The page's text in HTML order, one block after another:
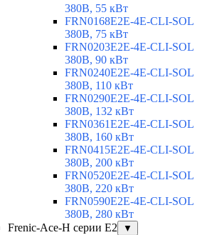
380В, 55 кВт
FRN0168E2E-4E-CLI-SOL
380В, 75 кВт
FRN0203E2E-4E-CLI-SOL
380В, 90 кВт
FRN0240E2E-4E-CLI-SOL
380В, 110 кВт
FRN0290E2E-4E-CLI-SOL
380В, 132 кВт
FRN0361E2E-4E-CLI-SOL
380В, 160 кВт
FRN0415E2E-4E-CLI-SOL
380В, 200 кВт
FRN0520E2E-4E-CLI-SOL
380В, 220 кВт
FRN0590E2E-4E-CLI-SOL
380В, 280 кВт
Frenic-Ace-H серии E2
▼